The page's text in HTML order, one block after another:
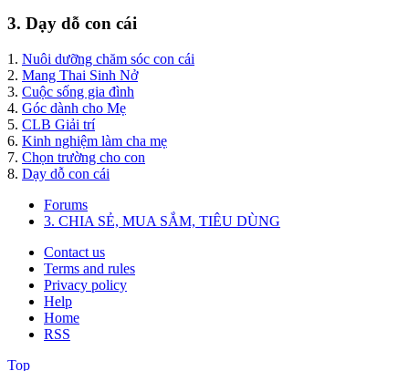
3. Dạy dỗ con cái
1. Nuôi dưỡng chăm sóc con cái
2. Mang Thai Sinh Nở
3. Cuộc sống gia đình
4. Góc dành cho Mẹ
5. CLB Giải trí
6. Kinh nghiệm làm cha mẹ
7. Chọn trường cho con
8. Dạy dỗ con cái
Forums
3. CHIA SẺ, MUA SẮM, TIÊU DÙNG
Contact us
Terms and rules
Privacy policy
Help
Home
RSS
Top